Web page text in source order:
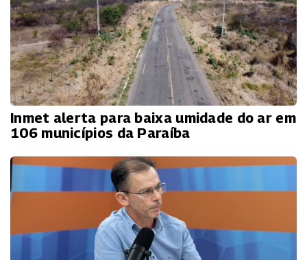
Inmet alerta para baixa umidade do ar em
106 municípios da Paraíba